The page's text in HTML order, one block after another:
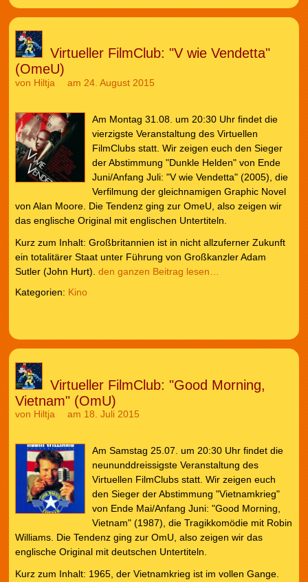
Virtueller FilmClub: "V wie Vendetta"
(OmeU)
von Hiltja am 24. August 2015
Am Montag 31.08. um 20:30 Uhr findet die
vierzigste Veranstaltung des Virtuellen
FilmClubs statt. Wir zeigen euch den Sieger
der Abstimmung "Dunkle Helden" von Ende
Juni/Anfang Juli: "V wie Vendetta" (2005), die
Verfilmung der gleichnamigen Graphic Novel
von Alan Moore. Die Tendenz ging zur OmeU, also zeigen wir
das englische Original mit englischen Untertiteln.
Kurz zum Inhalt: Großbritannien ist in nicht allzuferner Zukunft
ein totalitärer Staat unter Führung von Großkanzler Adam
Sutler (John Hurt). den ganzen Beitrag lesen…
Kategorien: Kino
Virtueller FilmClub: "Good Morning,
Vietnam" (OmU)
von Hiltja am 18. Juli 2015
Am Samstag 25.07. um 20:30 Uhr findet die
neununddreissigste Veranstaltung des
Virtuellen FilmClubs statt. Wir zeigen euch
den Sieger der Abstimmung "Vietnamkrieg"
von Ende Mai/Anfang Juni: "Good Morning,
Vietnam" (1987), die Tragikkomödie mit Robin
Williams. Die Tendenz ging zur OmU, also zeigen wir das
englische Original mit deutschen Untertiteln.
Kurz zum Inhalt: 1965, der Vietnamkrieg ist im vollen Gange.